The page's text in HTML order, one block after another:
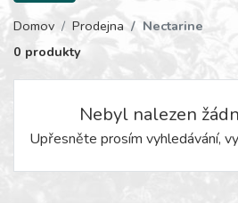
Domov Prodejna
Nectarine
0 produkty
Nebyl nalezen
Upřesněte prosím vyhledávání,